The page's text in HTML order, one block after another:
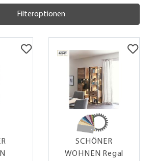
Filteroptionen
SCHÖNER
WOHNEN Regal